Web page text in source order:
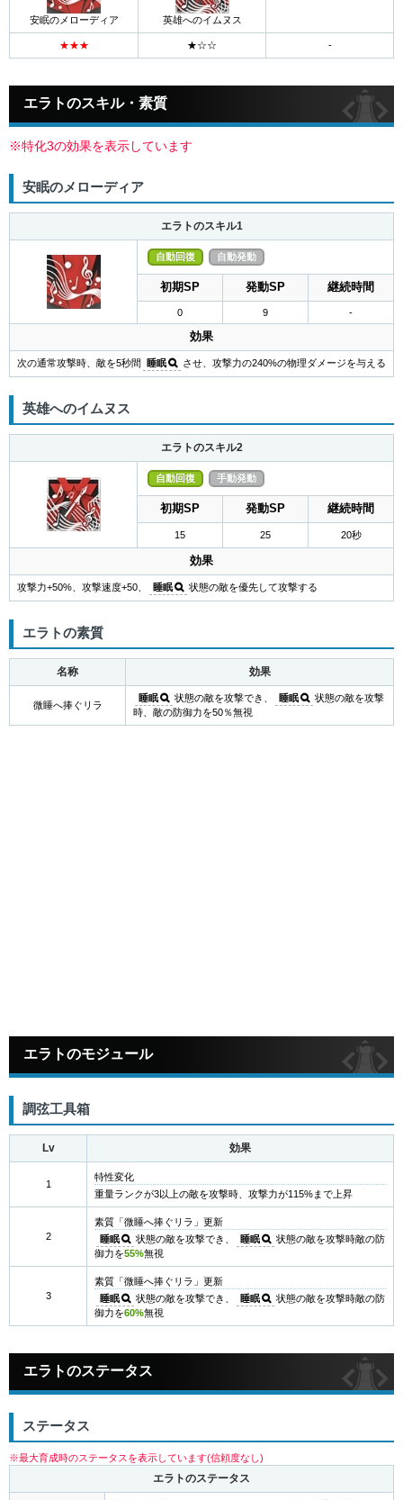
安眠のメローディア 英雄へのイムヌス
エラトのスキル・素質
※特化3の効果を表示しています
安眠のメローディア
エラトのスキル1
自動回復 自動発動
初期SP 発動SP 継続時間
0 9 -
効果
次の通常攻撃時、敵を5秒間 睡眠 させ、攻撃力の240%の物理ダメージを与える
英雄へのイムヌス
エラトのスキル2
自動回復 手動発動
初期SP 発動SP 継続時間
15 25 20秒
効果
攻撃力+50%、攻撃速度+50、 睡眠 状態の敵を優先して攻撃する
エラトの素質
名称 効果
微睡へ捧ぐリラ
睡眠 状態の敵を攻撃でき、 睡眠
状態の敵を攻撃
時、敵の防御力を50％無視
エラトのモジュール
調弦工具箱
Lv 効果
1
特性変化
重量ランクが3以上の敵を攻撃時、攻撃力が115%まで上昇
2
素質「微睡へ捧ぐリラ」更新
睡眠
状態の敵を攻撃でき、 睡眠
状態の敵を攻撃時敵の防
御力を55%無視
3
素質「微睡へ捧ぐリラ」更新
睡眠
状態の敵を攻撃でき、 睡眠
状態の敵を攻撃時敵の防
御力を60%無視
エラトのステータス
ステータス
※最大育成時のステータスを表示しています(信頼度なし)
エラトのステータス